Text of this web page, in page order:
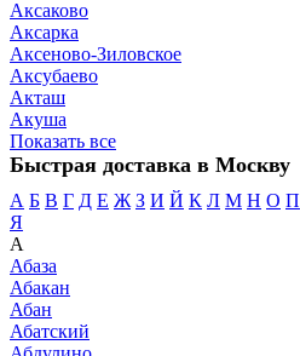
Аксаково
Аксарка
Аксеново-Зиловское
Аксубаево
Акташ
Акуша
Показать все
Быстрая доставка в Москву
А Б В Г Д Е Ж З И Й К Л М Н О П
Я
А
Абаза
Абакан
Абан
Абатский